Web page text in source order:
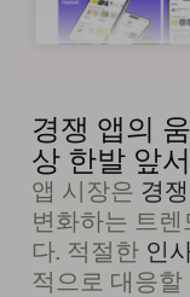
경쟁 앱의
상 한발 앞
앱 시장은 경
변화하는 트렌
다. 적절한 인
적으로 대응할